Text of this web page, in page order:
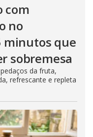
com
no
minutos que
sobremesa
da fruta,
refrescante e repleta